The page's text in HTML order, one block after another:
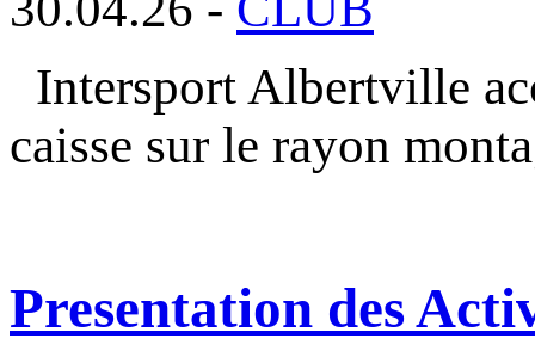
Intersport Albertville
caisse sur le rayon
Presentation des